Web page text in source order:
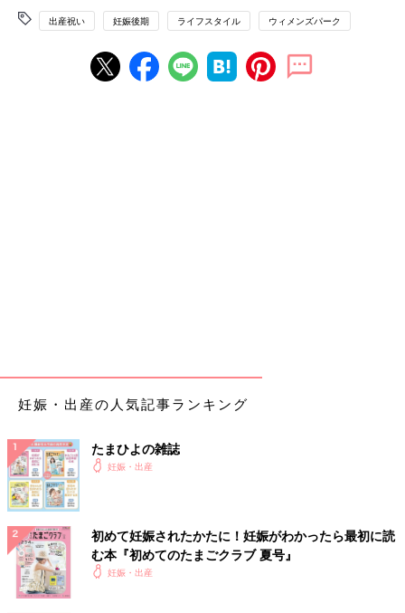
「本当に必要なものを買えるから」
「正直なところ、お返しをするので現金や商品券だと助かりま
贈る側からすると、現金や商品券は喜ばれるのはわかっているも
でも、気を付けなければならないのは、何枚あっても困らないお
「新生児用は最初に揃えているので、ワンサイズ上のおむつが助
かります」
ほかにも、
「赤ちゃんのお祝いだけでなく、上の子へのプレゼントがついて
いて嬉しかったです。おかげで赤ちゃん返りがなくなりました」
出産祝い 妊娠後期 ライフスタイル ウィメンズパーク
妊娠・出産の人気記事ランキング
たまひよの雑誌
妊娠・出産
初めて妊娠されたかたに！妊娠がわかったら最初に読
む本『初めてのたまごクラブ 夏号』
妊娠・出産